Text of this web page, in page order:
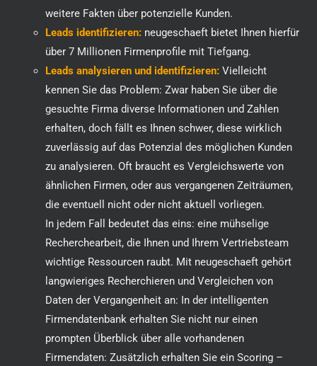
weitere Fakten über potenzielle Kunden.
Leads identifizieren:neugeschaeft bietet Ihnen hierfür
über 7 Millionen Firmenprofile mit Tiefgang.
Leads analysieren und identifizieren:Vielleicht
kennen Sie das Problem: Zwar haben Sie über die
gesuchte Firma diverse Informationen und Zahlen
erhalten, doch fällt es Ihnen schwer, diese wirklich
zuverlässig auf das Potenzial des möglichen Kunden
zu analysieren. Oft braucht es Vergleichswerte von
ähnlichen Firmen, oder aus vergangenen Zeiträumen,
die eventuell nicht oder nicht aktuell vorliegen.
In jedem Fall bedeutet das eins: eine mühselige
Recherchearbeit, die Ihnen und Ihrem Vertriebsteam
wichtige Ressourcen raubt. Mit neugeschaeft gehört
langwieriges Recherchieren und Vergleichen von
Daten der Vergangenheit an: In der intelligenten
Firmendatenbank erhalten Sie nicht nur einen
prompten Überblick über alle vorhandenen
Firmendaten: Zusätzlich erhalten Sie ein Scoring –